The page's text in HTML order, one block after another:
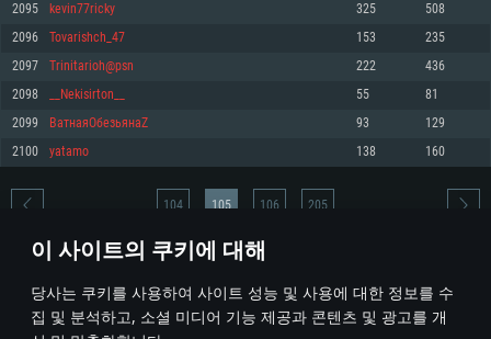
이 사이트의 쿠키에 대해
당사는 쿠키를 사용하여 사이트 성능 및 사용에 대한 정보를 수
집 및 분석하고, 소셜 미디어 기능 제공과 콘텐츠 및 광고를 개
권장 사양
570 혹은 그 이상
여유 저장 공간: 62.2 GB (전체 클라이언트)
권장 사양
네트워크: 브로드밴드 인터넷
여유 저장 공간: 62.2 GB (전체 클라이언트)
권장 사양
운영체제: Ubuntu 20.04 64bit
프로세서: Intel Core i7
메모리: 16 GB
그래픽 카드: Vulkan 을 지원하고, 최신 그래픽 드라이버를 지원하는 NVIDIA
1060 (6개월 미만) 혹은 그와 동급의 성능을 가지며 최신 그래픽 드라이버를
지원하는 AMD RX 570 (6개월 미만; 최소사양 지원 해상도 720p) 이상
여유 저장 공간: 62.2 GB (전체 클라이언트)
2095 kevin77ricky 325 508
2096 Tovarishch_47 153 235
2097 Trinitarioh@psn 222 436
2098 __Nekisirton__ 55 81
2099 ВатнаяОбезьянаZ 93 129
2100 yatamo 138 160
* 순위표는 매일 1회 갱신됩니다
104 105 106 205